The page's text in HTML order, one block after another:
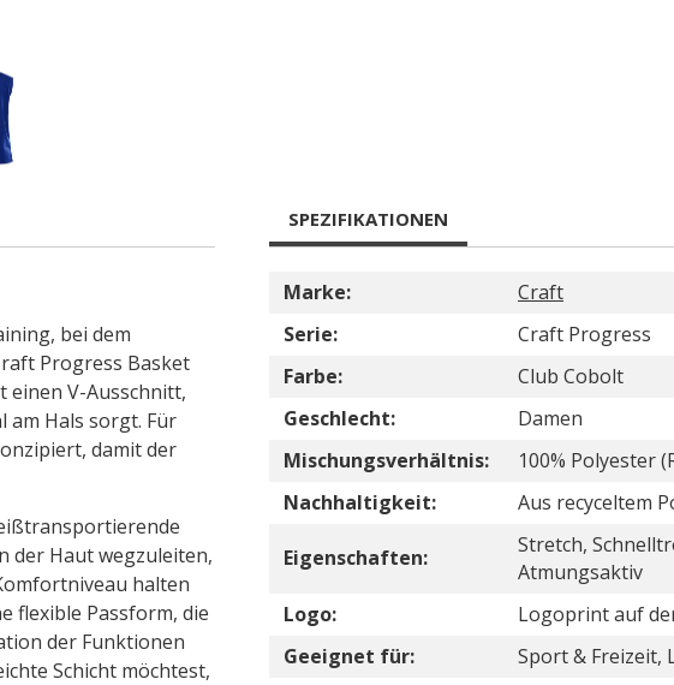
bei dem
Progress Basket
einen V-Ausschnitt,
Hals sorgt. Für
damit der
der Haut wegzuleiten,
halten
flexible Passform, die
der Funktionen
Schicht möchtest,
SPEZIFIKATIONEN
Marke:
Craft
Serie:
Craft Progress
Farbe:
Club Cobolt
Geschlecht:
Damen
Mischungsverhältnis:
100% Polyester
Nachhaltigkeit:
Aus recyceltem
Eigenschaften:
Stretch,
Atmungsaktiv
Logo:
Logoprint auf
Geeignet für:
Sport & Freizeit,